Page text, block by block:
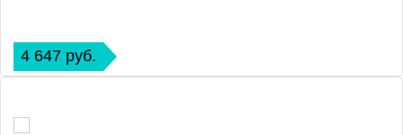
4 647 руб.